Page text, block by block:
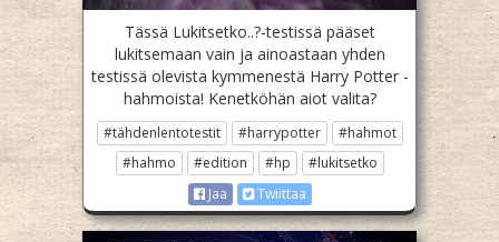
Tässä Lukitsetko..?-testissä pääset
lukitsemaan vain ja ainoastaan yhden
testissä olevista kymmenestä Harry Potter -
hahmoista! Kenetköhän aiot valita?
#tähdenlentotestit #harrypotter
#hahmot
#hahmo
#edition #hp
#lukitsetko
Jaa
Twiittaa